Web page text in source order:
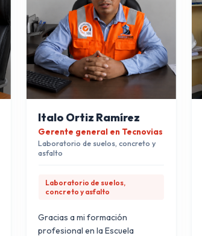
Italo Ortiz Ramírez
Gerente general en Tecnovias
Laboratorio de suelos, concreto y
asfalto
Laboratorio de suelos,
concreto y asfalto
Gracias a mi formación
profesional en la Escuela